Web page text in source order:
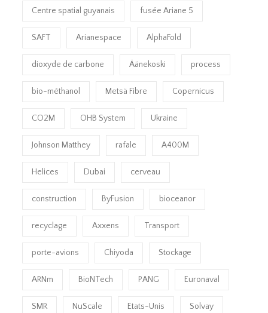
Centre spatial guyanais fusée Ariane 5
SAFT Arianespace AlphaFold
dioxyde de carbone Äänekoski process
bio-méthanol Metsä Fibre Copernicus
CO2M OHB System Ukraine
Johnson Matthey rafale A400M
Helices Dubai cerveau
construction ByFusion bioceanor
recyclage Axxens Transport
porte-avions Chiyoda Stockage
ARNm BioNTech PANG Euronaval
SMR NuScale Etats-Unis Solvay